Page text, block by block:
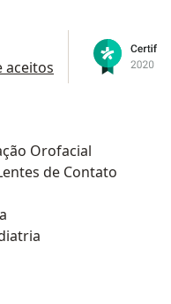
aceitos
Orofacial
de Contato